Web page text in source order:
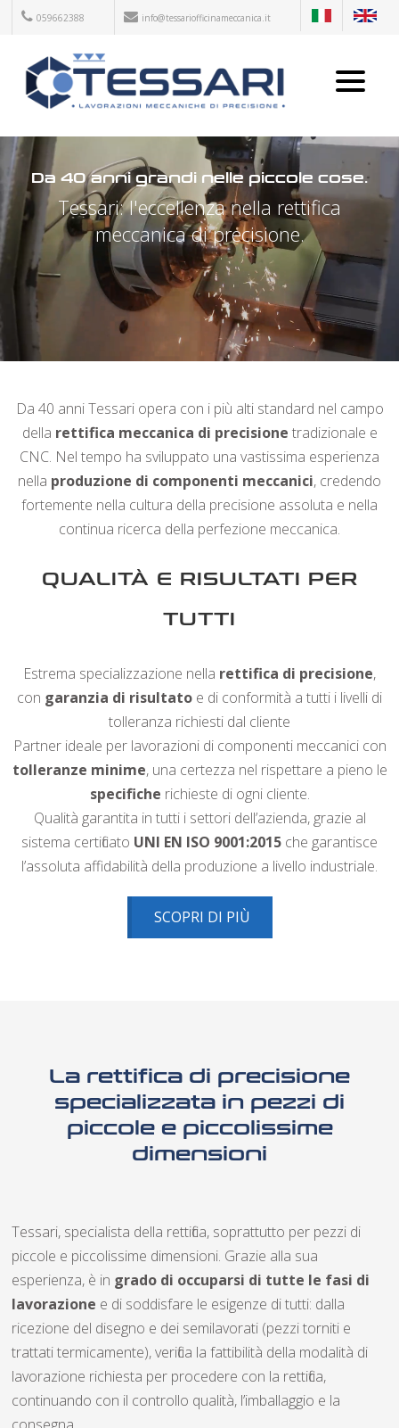
059662388 info@tessariofficinameccanica.it
Da 40 anni grandi nelle piccole cose.
Tessari: l'eccellenza nella rettifica
meccanica di precisione.
Da 40 anni Tessari opera con i più alti standard nel campo
della rettifica meccanica di precisione tradizionale e
CNC. Nel tempo ha sviluppato una vastissima esperienza
nella produzione di componenti meccanici, credendo
fortemente nella cultura della precisione assoluta e nella
continua ricerca della perfezione meccanica.
QUALITÀ E RISULTATI PER
TUTTI
Estrema specializzazione nella rettifica di precisione,
con garanzia di risultato e di conformità a tutti i livelli di
tolleranza richiesti dal cliente
Partner ideale per lavorazioni di componenti meccanici con
tolleranze minime, una certezza nel rispettare a pieno le
specifiche richieste di ogni cliente.
Quali tà garantita in tutti i settori dell’azienda, grazie al
sistema certificato UNI EN ISO 9001:2015 che garantisce
l’assoluta affidabilità della produzione a livello industriale.
SCOPRI DI PIÙ
La rettifica di precisione
specializzata in pezzi di
piccole e piccolissime
dimensioni
Tessari, specialista della rettifica, soprattutto per pezzi di
piccole e piccolissime dimensioni. Grazie alla sua
esperienza, è in grado di occuparsi di tutte le fasi di
lavorazione e di soddisfare le esigenze di tutti: dalla
ricezione del disegno e dei semilavorati (pezzi torniti e
trattati termicamente), verifica la fattibilità della modalità di
lavorazione richiesta per procedere con la rettifica,
continuando con il controllo qualità, l’imballaggio e la